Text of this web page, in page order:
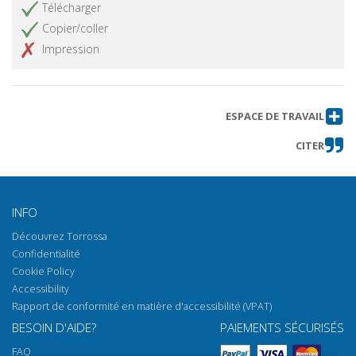
Télécharger
Copier/coller
Impression
ESPACE DE TRAVAIL
CITER
INFO
Découvrez Torrossa
Confidentialité
Cookie Policy
Accessibility
Rapport de conformité en matière d'accessibilité (VPAT)
BESOIN D'AIDE?
FAQ
PAIEMENTS SÉCURISÉS